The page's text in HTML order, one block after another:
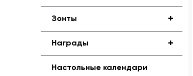
+
Зонты
+
Награды
Настольные календари